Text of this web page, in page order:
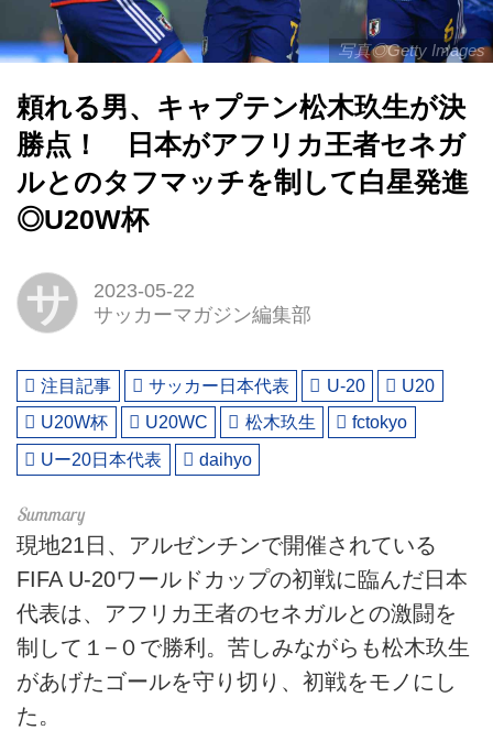
写真◎Getty Images
頼れる男、キャプテン松木玖生が決
勝点！ 日本がアフリカ王者セネガ
ルとのタフマッチを制して白星発進
◎U20W杯
サ
2023-05-22
サッカーマガジン編集部
注目記事 サッカー日本代表 U-20
U20
U20W杯
U20WC 松木玖生
fctokyo
Uー20日本代表
daihyo
現地21日、アルゼンチンで開催されている
FIFA U-20ワールドカップの初戦に臨んだ日本
代表は、アフリカ王者のセネガルとの激闘を
制して１−０で勝利。苦しみながらも松木玖生
があげたゴールを守り切り、初戦をモノにし
た。